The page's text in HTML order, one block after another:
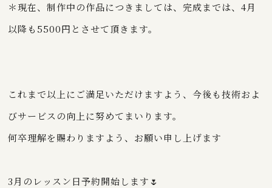
＊現在、制作中の作品につきましては、完成までは、4月
以降も5500円とさせて頂きます。
これまで以上にご満足いただけますよう、今後も技術およ
びサービスの向上に努めてまいります。
何卒理解を賜わりますよう、お願い申し上げます
3月のレッスン日予約開始します🌷